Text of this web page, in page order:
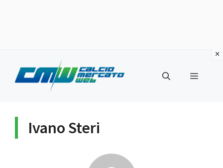
contenuto
Menu
Ivano Steri